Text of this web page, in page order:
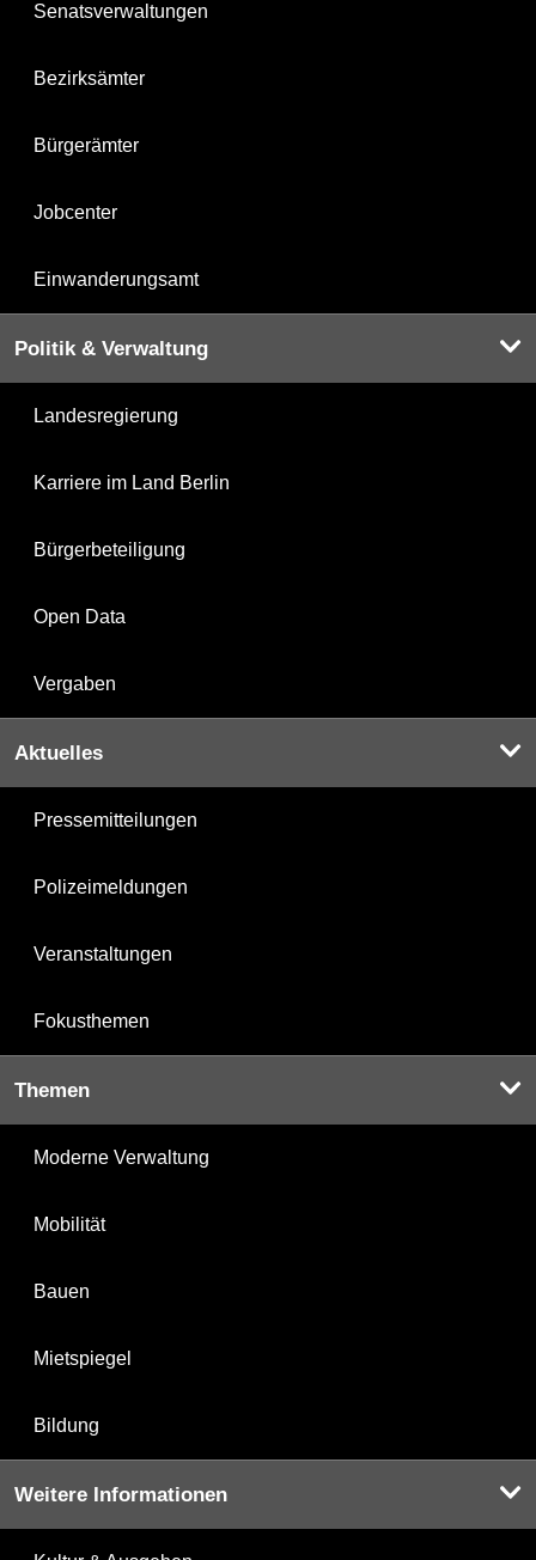
Senatsverwaltungen
Bezirksämter
Bürgerämter
Jobcenter
Einwanderungsamt
Politik & Verwaltung
Landesregierung
Karriere im Land Berlin
Bürgerbeteiligung
Open Data
Vergaben
Aktuelles
Pressemitteilungen
Polizeimeldungen
Veranstaltungen
Fokusthemen
Themen
Moderne Verwaltung
Mobilität
Bauen
Mietspiegel
Bildung
Weitere Informationen